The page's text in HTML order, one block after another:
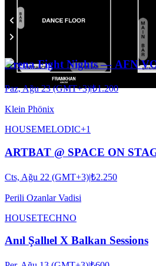
-Etkinliğe katılan kişilerin fotoğraf ve
Arena Fight Nights — AFN
Paz, Ağu 23 (GMT+3)|₺1.200
Klein Phönix
HOUSEMELODIC+1
ARTBAT @ SPACE ON
Cts, Ağu 22 (GMT+3)|₺2.250
Perili Ozanlar Vadisi
HOUSETECHNO
Anıl Şallıel X Balkan Sessions